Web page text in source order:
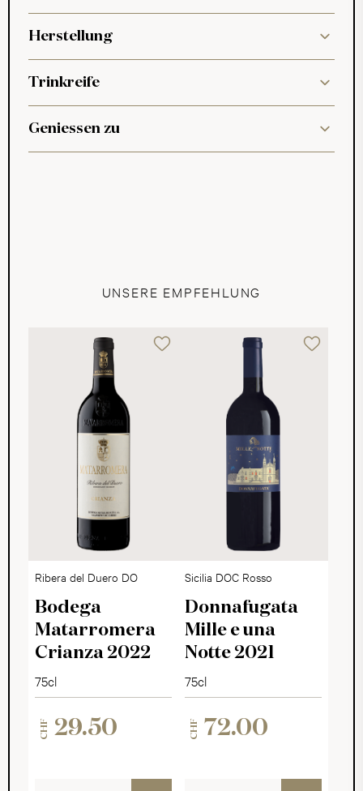
Herstellung
Trinkreife
Geniessen zu
UNSERE EMPFEHLUNG
Ribera del Duero DO
Bodega
Matarromera
Crianza 2022
75cl
CHF 29.50
Sicilia DOC Rosso
Donnafugata
Mille e una
Notte 2021
75cl
CHF 72.00